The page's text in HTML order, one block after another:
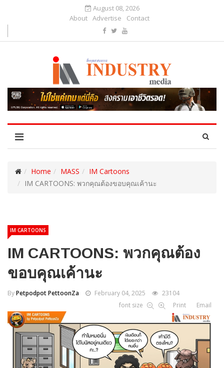
August 08, 2026
About Advertise Contact
Home MASS
IM Cartoons
IM CARTOONS: พวกคุณต้องขอบคุณเค้านะ
IM CARTOONS
IM CARTOONS: พวกคุณต้อง
ขอบคุณเค้านะ
ByPetpodpot PettoonZa February 04, 2025
23104
font size
Print Email